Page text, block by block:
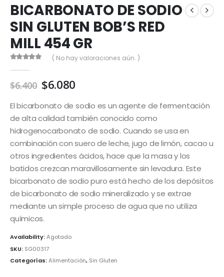
BICARBONATO DE SODIO
SIN GLUTEN BOB’S RED
MILL 454 GR
( No hay valoraciones aún. )
$6.400 El
precio
original
era:
$6.400.
$6.080El
actual
es:
$6.080.
El bicarbonato de sodio es un agente de fermentación
de alta calidad también conocido como
hidrogenocarbonato de sodio. Cuando se usa en
combinación con suero de leche, jugo de limón, cacao u
otros ingredientes ácidos, hace que la masa y los
batidos crezcan maravillosamente sin levadura. Este
bicarbonato de sodio puro está hecho de los depósitos
de bicarbonato de sodio mineralizado y se extrae
mediante un simple proceso de agua que no utiliza
químicos.
Availability:Agotado
SKU: SG00317
Categorías:Alimentación, Sin Gluten